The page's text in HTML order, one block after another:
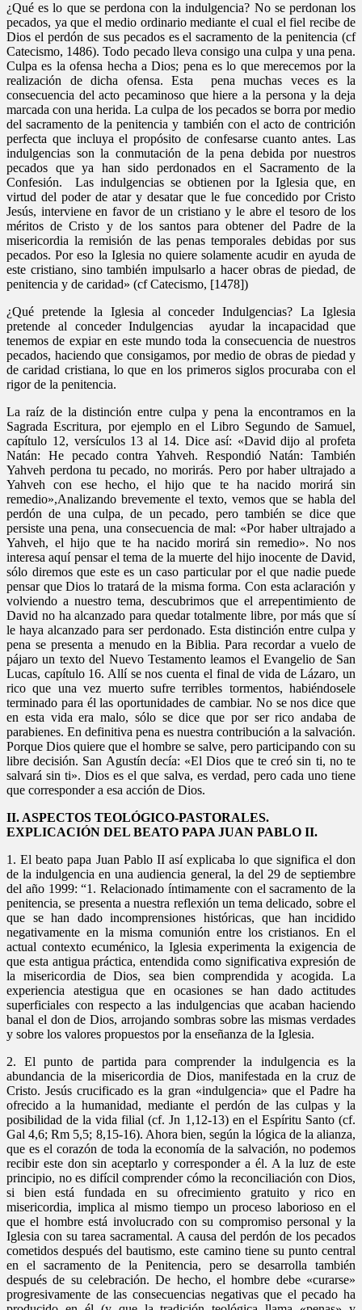
¿Qué es lo que se perdona con la indulgencia? No se perdonan los
pecados, ya que el medio ordinario mediante el cual el fiel recibe de
Dios el perdón de sus pecados es el sacramento de la penitencia (cf
Catecismo, 1486). Todo pecado lleva consigo una culpa y una pena.
Culpa es la ofensa hecha a Dios; pena es lo que merecemos por la
realización de dicha ofensa. Esta pena muchas veces es la
consecuencia del acto pecaminoso que hiere a la persona y la deja
marcada con una herida. La culpa de los pecados se borra por medio
del sacramento de la penitencia y también con el acto de contrición
perfecta que incluya el propósito de confesarse cuanto antes. Las
indulgencias son la conmutación de la pena debida por nuestros
pecados que ya han sido perdonados en el Sacramento de la
Confesión. Las indulgencias se obtienen por la Iglesia que, en
virtud del poder de atar y desatar que le fue concedido por Cristo
Jesús, interviene en favor de un cristiano y le abre el tesoro de los
méritos de Cristo y de los santos para obtener del Padre de la
misericordia la remisión de las penas temporales debidas por sus
pecados. Por eso la Iglesia no quiere solamente acudir en ayuda de
este cristiano, sino también impulsarlo a hacer obras de piedad, de
penitencia y de caridad» (cf Catecismo, [1478])
¿Qué pretende la Iglesia al conceder Indulgencias? La Iglesia
pretende al conceder Indulgencias ayudar la incapacidad que
tenemos de expiar en este mundo toda la consecuencia de nuestros
pecados, haciendo que consigamos, por medio de obras de piedad y
de caridad cristiana, lo que en los primeros siglos procuraba con el
rigor de la penitencia.
La raíz de la distinción entre culpa y pena la encontramos en la
Sagrada Escritura, por ejemplo en el Libro Segundo de Samuel,
capítulo 12, versículos 13 al 14. Dice así: «David dijo al profeta
Natán: He pecado contra Yahveh. Respondió Natán: También
Yahveh perdona tu pecado, no morirás. Pero por haber ultrajado a
Yahveh con ese hecho, el hijo que te ha nacido morirá sin
remedio»,Analizando brevemente el texto, vemos que se habla del
perdón de una culpa, de un pecado, pero también se dice que
persiste una pena, una consecuencia de mal: «Por haber ultrajado a
Yahveh, el hijo que te ha nacido morirá sin remedio». No nos
interesa aquí pensar el tema de la muerte del hijo inocente de David,
sólo diremos que este es un caso particular por el que nadie puede
pensar que Dios lo tratará de la misma forma. Con esta aclaración y
volviendo a nuestro tema, descubrimos que el arrepentimiento de
David no ha alcanzado para quedar totalmente libre, por más que sí
le haya alcanzado para ser perdonado. Esta distinción entre culpa y
pena se presenta a menudo en la Biblia. Para recordar a vuelo de
pájaro un texto del Nuevo Testamento leamos el Evangelio de San
Lucas, capítulo 16. Allí se nos cuenta el final de vida de Lázaro, un
rico que una vez muerto sufre terribles tormentos, habiéndosele
terminado para él las oportunidades de cambiar. No se nos dice que
en esta vida era malo, sólo se dice que por ser rico andaba de
parabienes. En definitiva pena es nuestra contribución a la salvación.
Porque Dios quiere que el hombre se salve, pero participando con su
libre decisión. San Agustín decía: «El Dios que te creó sin ti, no te
salvará sin ti». Dios es el que salva, es verdad, pero cada uno tiene
que corresponder a esa acción de Dios.
II. ASPECTOS TEOLÓGICO-PASTORALES.
EXPLICACIÓN DEL BEATO PAPA JUAN PABLO II.
1. El beato papa Juan Pablo II así explicaba lo que significa el don
de la indulgencia en una audiencia general, la del 29 de septiembre
del año 1999: “1. Relacionado íntimamente con el sacramento de la
penitencia, se presenta a nuestra reflexión un tema delicado, sobre el
que se han dado incomprensiones históricas, que han incidido
negativamente en la misma comunión entre los cristianos. En el
actual contexto ecuménico, la Iglesia experimenta la exigencia de
que esta antigua práctica, entendida como significativa expresión de
la misericordia de Dios, sea bien comprendida y acogida. La
experiencia atestigua que en ocasiones se han dado actitudes
superficiales con respecto a las indulgencias que acaban haciendo
banal el don de Dios, arrojando sombras sobre las mismas verdades
y sobre los valores propuestos por la enseñanza de la Iglesia.
2. El punto de partida para comprender la indulgencia es la
abundancia de la misericordia de Dios, manifestada en la cruz de
Cristo. Jesús crucificado es la gran «indulgencia» que el Padre ha
ofrecido a la humanidad, mediante el perdón de las culpas y la
posibilidad de la vida filial (cf. Jn 1,12-13) en el Espíritu Santo (cf.
Gal 4,6; Rm 5,5; 8,15-16). Ahora bien, según la lógica de la alianza,
que es el corazón de toda la economía de la salvación, no podemos
recibir este don sin aceptarlo y corresponder a él. A la luz de este
principio, no es difícil comprender cómo la reconciliación con Dios,
si bien está fundada en su ofrecimiento gratuito y rico en
misericordia, implica al mismo tiempo un proceso laborioso en el
que el hombre está involucrado con su compromiso personal y la
Iglesia con su tarea sacramental. A causa del perdón de los pecados
cometidos después del bautismo, este camino tiene su punto central
en el sacramento de la Penitencia, pero se desarrolla también
después de su celebración. De hecho, el hombre debe «curarse»
progresivamente de las consecuencias negativas que el pecado ha